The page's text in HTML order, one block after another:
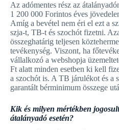
Az adómentes rész az
1 200 000 Forintos éves
Amíg a bevétel nem éri el ezt a
szja-t, TB-t és szochót fizetni.
összeghatárig teljesen
tevékenység. Viszont, ha
vállalkozó a webshopja
Ft alatt minden esetben ki kell
a szochót is. A TB járulékot és a
garantált bérminimum összege
Kik és milyen mértékben
átalányadó esetén?